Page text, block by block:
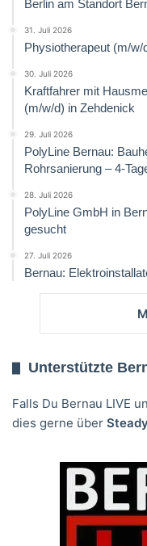
Berlin am Standort
31. Juli 2026
Physiotherapeut (m/
30. Juli 2026
Kraftfahrer mit
(m/w/d) in Zehdenick
29. Juli 2026
PolyLine Bernau:
Rohrsanierung – 4-
28. Juli 2026
PolyLine GmbH in
gesucht
27. Juli 2026
Bernau:
Unterstützte
Falls Du Bernau LIVE
dies gerne über Steady